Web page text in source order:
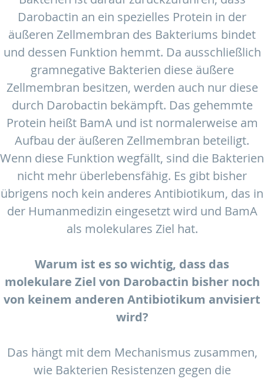
Darobactin an ein spezielles Protein in der
äußeren Zellmembran des Bakteriums bindet
und dessen Funktion hemmt. Da ausschließlich
gramnegative Bakterien diese äußere
Zellmembran besitzen, werden auch nur diese
durch Darobactin bekämpft. Das gehemmte
Protein heißt BamA und ist normalerweise am
Aufbau der äußeren Zellmembran beteiligt.
Wenn diese Funktion wegfällt, sind die Bakterien
nicht mehr überlebensfähig. Es gibt bisher
übrigens noch kein anderes Antibiotikum, das in
der Humanmedizin eingesetzt wird und BamA
als molekulares Ziel hat.
Warum ist es so wichtig, dass das
molekulare Ziel von Darobactin bisher noch
von keinem anderen Antibiotikum anvisiert
wird?
Das hängt mit dem Mechanismus zusammen,
wie Bakterien Resistenzen gegen die